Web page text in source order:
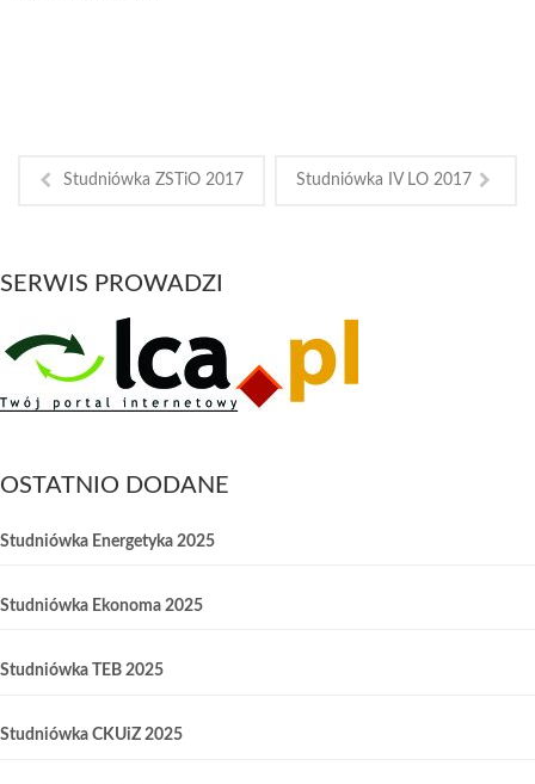
Studniówka ZSTiO 2017 Studniówka IV LO 2017
SERWIS PROWADZI
OSTATNIO DODANE
Studniówka Energetyka 2025
Studniówka Ekonoma 2025
Studniówka TEB 2025
Studniówka CKUiZ 2025